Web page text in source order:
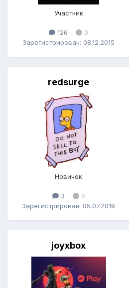
Участник
126
0
Зарегистрирован: 08.12.2015
redsurge
Новичок
3
0
Зарегистрирован: 05.07.2019
joyxbox